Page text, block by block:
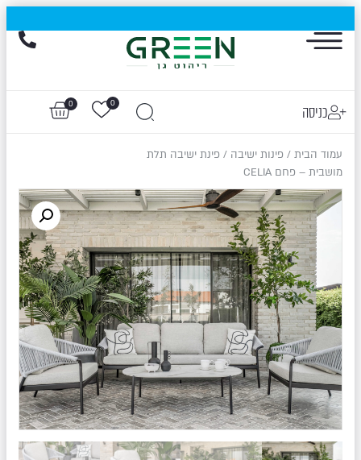
הייגולד- המותג שכבש את עולם החוץ, עכשיו בהנחות של עד 50%
כניסה 0
0
עמוד הבית / פינות ישיבה / פינת ישיבה תלת
מושבית – פחם CELIA